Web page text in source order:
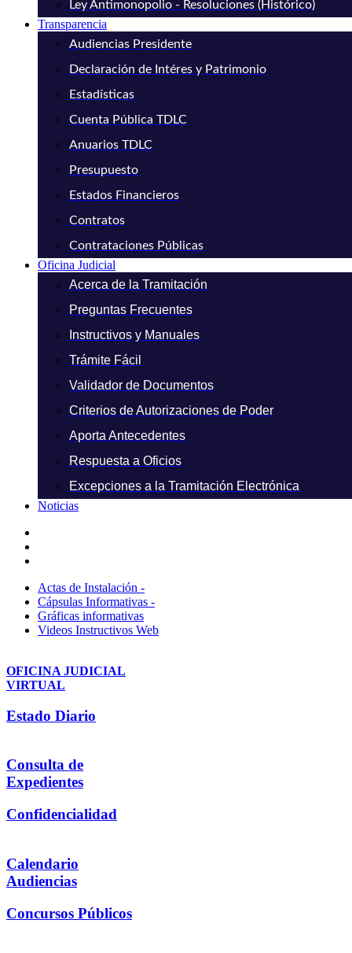
Ley Antimonopolio - Resoluciones (Histórico)
Transparencia
Audiencias Presidente
Declaración de Intéres y Patrimonio
Estadísticas
Cuenta Pública TDLC
Anuarios TDLC
Presupuesto
Estados Financieros
Contratos
Contrataciones Públicas
Oficina Judicial
Acerca de la Tramitación
Preguntas Frecuentes
Instructivos y Manuales
Trámite Fácil
Validador de Documentos
Criterios de Autorizaciones de Poder
Aporta Antecedentes
Respuesta a Oficios
Excepciones a la Tramitación Electrónica
Noticias
Actas de Instalación -
Cápsulas Informativas -
Gráficas informativas
Videos Instructivos Web
OFICINA JUDICIAL
VIRTUAL
Estado Diario
Consulta de
Expedientes
Confidencialidad
Calendario
Audiencias
Concursos Públicos